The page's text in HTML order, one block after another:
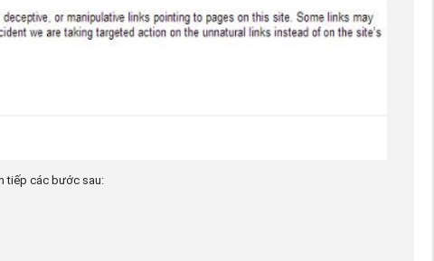
tiếp các bước sau: